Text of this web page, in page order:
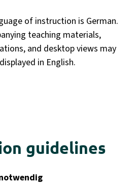
of instruction is German.
teaching materials,
and desktop views may
in English.
guidelines